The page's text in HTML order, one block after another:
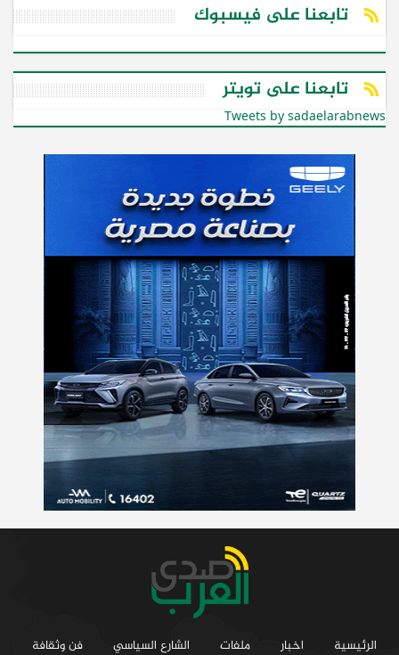
تابعنا على فيسبوك
تابعنا على تويتر
Tweets by sadaelarabnews
الرئيسية اخبار ملفات الشارع السياسي فن وثقافة